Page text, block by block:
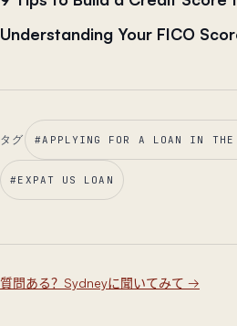
Understanding Your FICO
タグ #APPLYING FOR A LOAN IN THE
#EXPAT US LOAN
質問ある？Sydneyに聞いてみて →